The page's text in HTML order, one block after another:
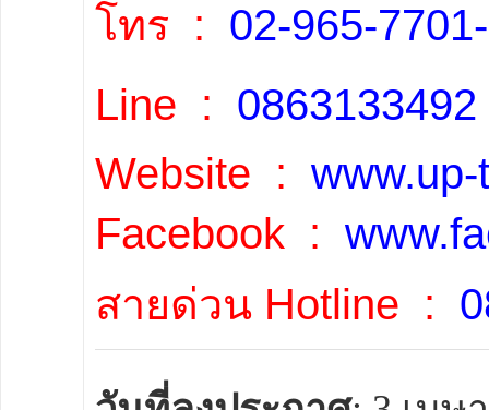
โทร : 02-965-
Line :
Website :
Facebook :
สายด่วน Hotline :